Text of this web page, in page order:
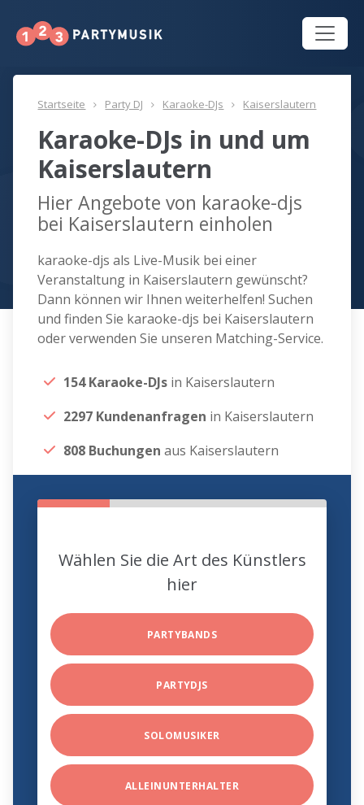
Startseite Party DJ Karaoke-DJs Kaiserslautern
Karaoke-DJs in und um
Kaiserslautern
Hier Angebote von karaoke-djs
bei Kaiserslautern einholen
karaoke-djs als Live-Musik bei einer
Veranstaltung in Kaiserslautern gewünscht?
Dann können wir Ihnen weiterhelfen! Suchen
und finden Sie karaoke-djs bei Kaiserslautern
oder verwenden Sie unseren Matching-Service.
154 Karaoke-DJs in Kaiserslautern
2297 Kundenanfragen in Kaiserslautern
808 Buchungen aus Kaiserslautern
Wählen Sie die Art des Künstlers
hier
PARTYBANDS
PARTYDJS
SOLOMUSIKER
ALLEINUNTERHALTER